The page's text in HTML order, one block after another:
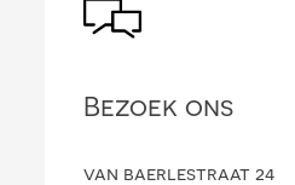
Bezoek ons
van baerlestraat 24